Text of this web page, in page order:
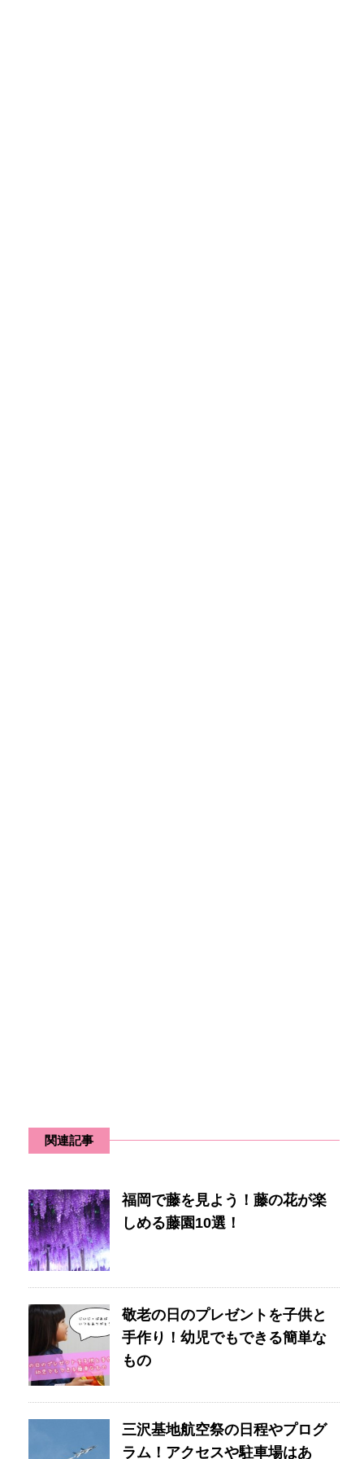
関連記事
福岡で藤を見よう！藤の花が楽
しめる藤園10選！
敬老の日のプレゼントを子供と
手作り！幼児でもできる簡単な
もの
三沢基地航空祭の日程やプログ
ラム！アクセスや駐車場はあ